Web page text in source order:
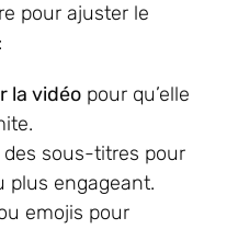
pour ajuster le
la vidéo pour qu’elle
des sous-titres pour
plus engageant.
emojis pour